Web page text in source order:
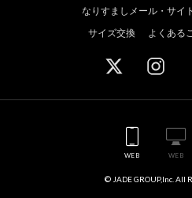
なりすましメール・サイ
サイズ交換
よくある
WEB WEB
© JADE GROUP,Inc. All